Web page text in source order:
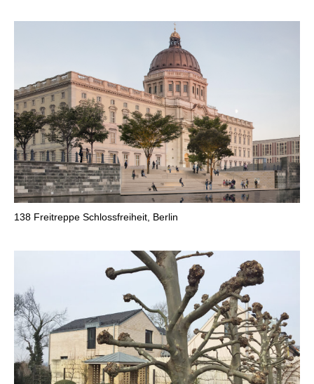
138 Freitreppe Schlossfreiheit, Berlin